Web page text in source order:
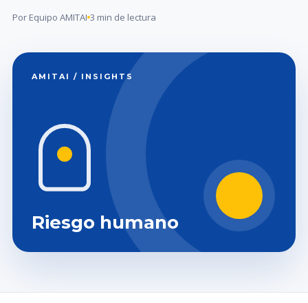
Por Equipo AMITAI 3 min de lectura
AMITAI / INSIGHTS
Riesgo humano